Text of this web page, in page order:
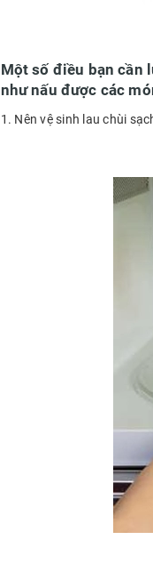
Một số điều bạn cần
như nấu được các
1. Nên vệ sinh lau chùi